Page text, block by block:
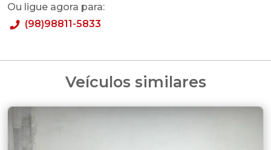
Ou ligue agora para:
(98)98811-5833
Veículos similares